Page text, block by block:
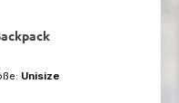
Unisize